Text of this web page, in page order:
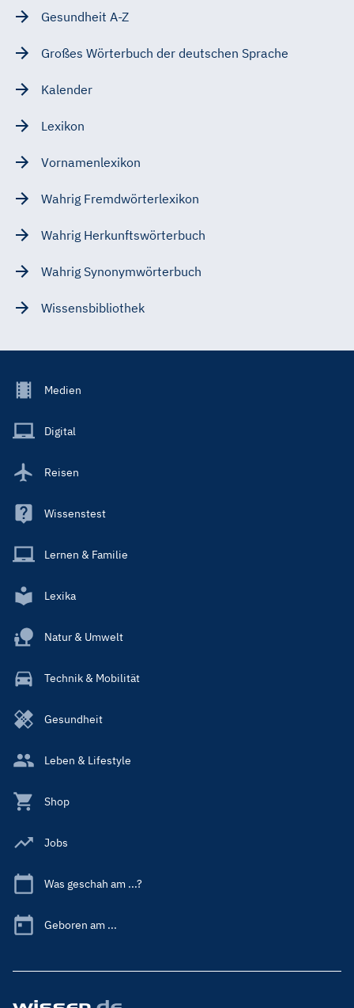
Gesundheit A-Z
Großes Wörterbuch der deutschen Sprache
Kalender
Lexikon
Vornamenlexikon
Wahrig Fremdwörterlexikon
Wahrig Herkunftswörterbuch
Wahrig Synonymwörterbuch
Wissensbibliothek
Footer
Main
Medien
Digital
Reisen
Wissenstest
Lernen & Familie
Lexika
Natur & Umwelt
Technik & Mobilität
Gesundheit
Leben & Lifestyle
Shop
Jobs
Was geschah am ...?
Geboren am ...